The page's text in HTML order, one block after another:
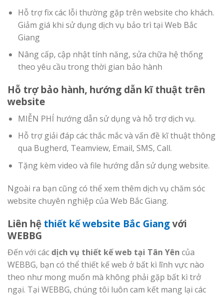
Hỗ trợ fix các lỗi thường gặp trên website cho khách.
Giảm giá khi sử dụng dịch vụ bảo trì tại Web Bắc
Giang
Nâng cấp, cập nhật tính năng, sửa chữa hệ thống
theo yêu cầu trong thời gian bảo hành
Hỗ trợ bảo hành, hướng dẫn kĩ thuật trên
website
MIỄN PHÍ hướng dẫn sử dụng và hỗ trợ dịch vụ.
Hỗ trợ giải đáp các thắc mắc và vấn đề kĩ thuật thông
qua Bugherd, Teamview, Email, SMS, Call.
Tặng kèm video và file hướng dẫn sử dụng website.
Ngoài ra bạn cũng có thể xem thêm dịch vụ chăm sóc
website chuyên nghiệp của Web Bắc Giang.
Liên hệ thiết kế website Bắc Giangvới
WEBBG
Đến với các dịch vụ thiết kế web tại Tân Yên của
WEBBG, bạn có thể thiết kế web ở bất kì lĩnh vực nào
theo như mong muốn mà không phải gặp bất kì trở
ngại. Tại WEBBG, chúng tôi luôn cam kết mang lại các